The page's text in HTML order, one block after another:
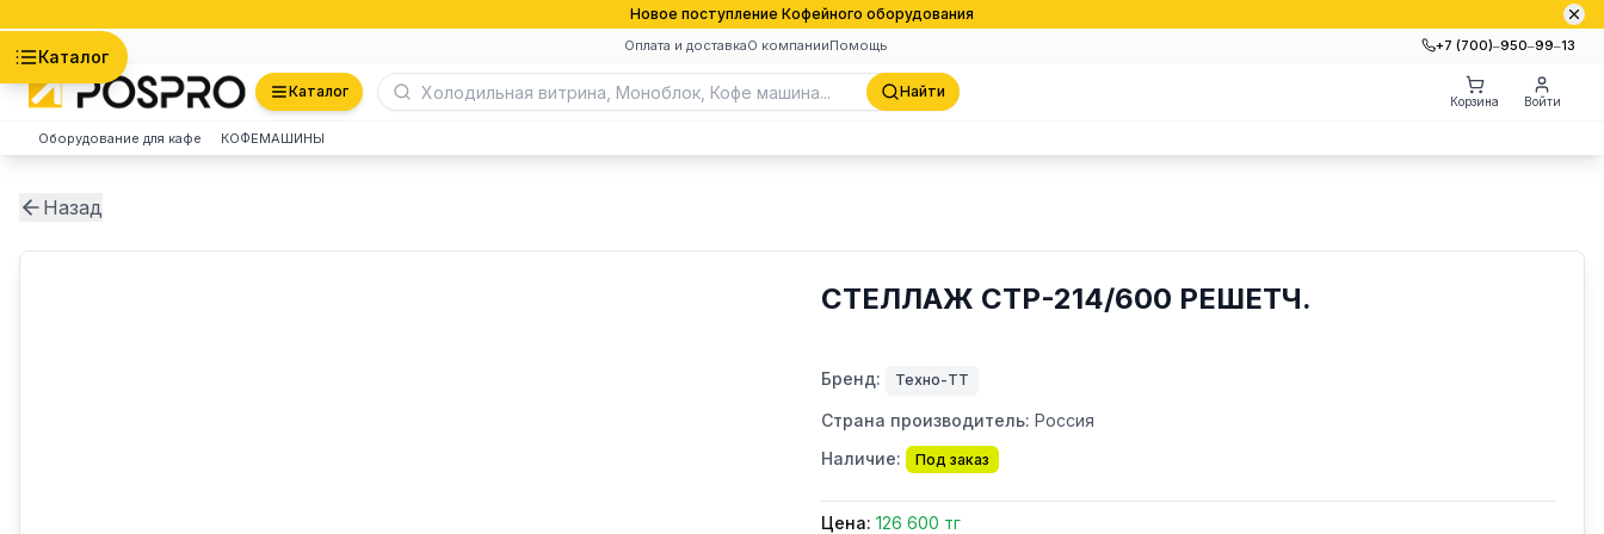
Новое поступление Кофейного оборудования
Оплата и доставкаО компанииПомощь +7 (700)‒950‒99‒13
Каталог
Каталог Найти
Корзина Войти
Оборудование для кафе КОФЕМАШИНЫ
Назад
СТЕЛЛАЖ СТР-214/600 РЕШЕТЧ.
Бренд: Техно-ТТ
Страна производитель: Россия
Наличие:
Под заказ
Цена: 126 600 тг